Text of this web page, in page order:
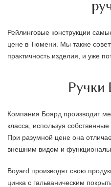
Рейлинговые конструкции
цене в Тюмени. Мы также
практичность изделия, и уже
Ручки
Компания Боярд производит
класса, используя
При разумной цене она
внешним видом и
Boyard производят свою
цинка с гальваническим